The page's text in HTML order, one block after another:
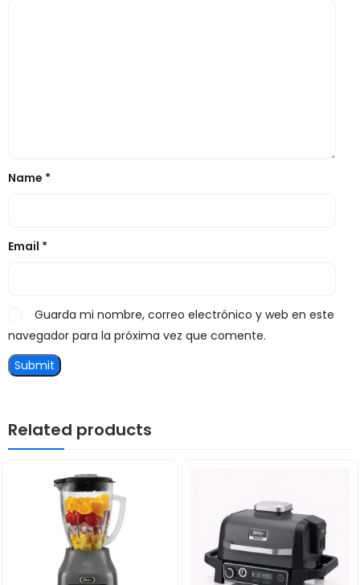
Name *
Email *
Guarda mi nombre, correo electrónico y web en este
navegador para la próxima vez que comente.
Related products